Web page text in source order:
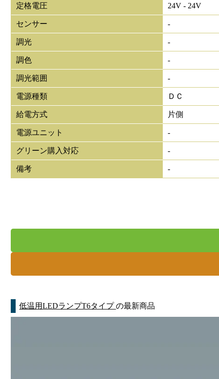
定格電圧 24V - 24V
センサー -
調光 -
調色 -
調光範囲 -
電源種類 ＤＣ
給電方式 片側
電源ユニット -
グリーン購入対応 -
備考 -
低温用LEDランプT6タイプの最新商品